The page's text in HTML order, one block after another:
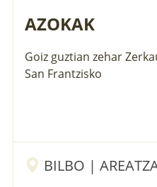
AZOKAK
Goiz guztian zehar
San Frantzisko
BILBO |